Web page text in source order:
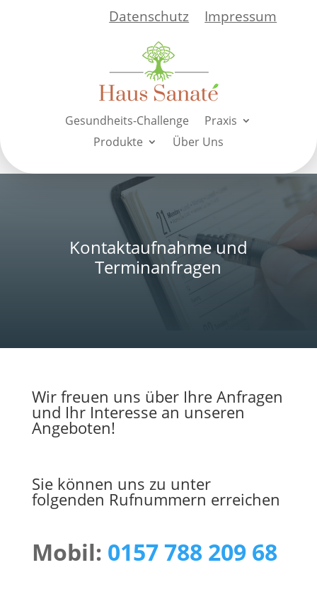
Datenschutz Impressum
Gesundheits-Challenge
Praxis
Produkte
Über Uns
Kontaktaufnahmeund
Terminanfragen
Wir freuen uns über Ihre Anfragen
und Ihr Interesse an unseren
Angeboten!
Sie können uns zu unter
folgenden Rufnummern erreichen
Mobil: 0157 788 209 68